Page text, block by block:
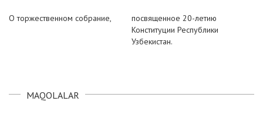
О торжественном собрание,
посвященное 20-летию
Конституции Республики
Узбекистан.
MAQOLALAR